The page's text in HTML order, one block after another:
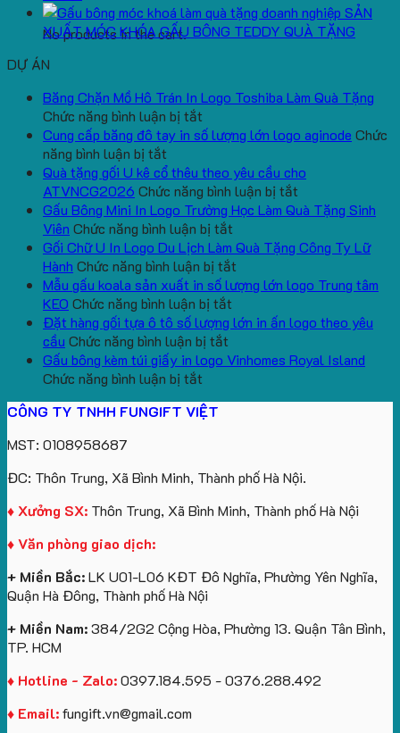
No products in the cart.
SẢN
XUẤT MÓC KHÓA GẤU BÔNG TEDDY QUÀ TẶNG
DỰ ÁN
Băng Chặn Mồ Hô Trán In Logo Toshiba Làm Quà Tặng
Chức năng bình luận bị tắt
Băng
Mồ
Hô
Trán
In
Logo
Toshiba
Làm
Quà
Tặng
Cung cấp băng đô tay in số lượng lớn logo aginode Chức
năng bình luận bị tắt
Cung
cấp
băng
đô
tay
in
số
lượng
lớn
logo
aginode
Quà tặng gối U kê cổ thêu theo yêu cầu cho
ATVNCG2026 Chức năng bình luận bị tắt
Quà
gối
kê
thêu
yêu
Gấu Bông Mini In Logo Trường Học Làm Quà Tặng Sinh
Viên Chức năng bình luận bị tắt
Gấu
Bông
Mini
Logo
Học
Gối Chữ U In Logo Du Lịch Làm Quà Tặng Công Ty Lữ
Hành Chức năng bình luận bị tắt
Gối
U
Logo
Công
Ty
Lữ
Mẫu gấu koala sản xuất in số lượng lớn logo Trung tâm
KEO Chức năng bình luận bị tắt
Mẫu
koala
lớn
logo
Trung
Đặt hàng gối tựa ô tô số lượng lớn in ấn logo theo yêu
cầu Chức năng bình luận bị tắt
Đặt
số
lượng
lớn
theo
cầu
Gấu bông kèm túi giấy in logo Vinhomes Royal Island
Chức năng bình luận bị tắt
bông
giấy
logo
CÔNG TY TNHH FUNGIFT VIỆT
MST: 0108958687
ĐC: Thôn Trung, Xã Bình Minh, Thành phố Hà Nội.
♦ Xưởng SX: Thôn Trung, Xã Bình Minh, Thành phố Hà Nội
♦ Văn phòng giao dịch:
+ Miền Bắc:LK U01-L06 KĐT Đô Nghĩa, Phường Yên Nghĩa,
Quận Hà Đông, Thành phố Hà Nội
+ Miền Nam:384/2G2 Cộng Hòa, Phường 13. Quận Tân Bình,
TP. HCM
♦ Hotline - Zalo:0397.184.595 - 0376.288.492
♦ Email:fungift.vn@gmail.com